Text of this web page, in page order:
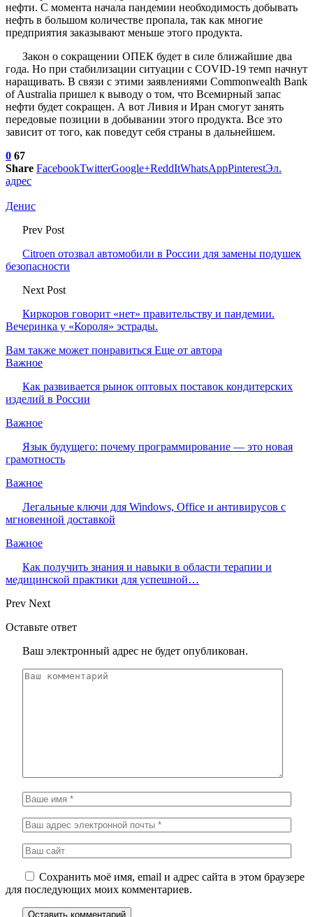
нефти. С момента начала пандемии необходимость добывать
нефть в большом количестве пропала, так как многие
предприятия заказывают меньше этого продукта.
Закон о сокращении ОПЕК будет в силе ближайшие два
года. Но при стабилизации ситуации с COVID-19 темп начнут
наращивать. В связи с этими заявлениями Commonwealth Bank
of Australia пришел к выводу о том, что Всемирный запас
нефти будет сокращен. А вот Ливия и Иран смогут занять
передовые позиции в добывании этого продукта. Все это
зависит от того, как поведут себя страны в дальнейшем.
0 67
Share FacebookTwitterGoogle+ReddItWhatsAppPinterestЭл.
адрес
Денис
Prev Post
Citroen отозвал автомобили в России для замены подушек
безопасности
Next Post
Киркоров говорит «нет» правительству и пандемии.
Вечеринка у «Короля» эстрады.
Вам также может понравиться Еще от автора
Важное
Как развивается рынок оптовых поставок кондитерских
изделий в России
Важное
Язык будущего: почему программирование — это новая
грамотность
Важное
Легальные ключи для Windows, Office и антивирусов с
мгновенной доставкой
Важное
Как получить знания и навыки в области терапии и
медицинской практики для успешной…
Prev Next
Оставьте ответ
Ваш электронный адрес не будет опубликован.
Сохранить моё имя, email и адрес сайта в этом браузере
для последующих моих комментариев.